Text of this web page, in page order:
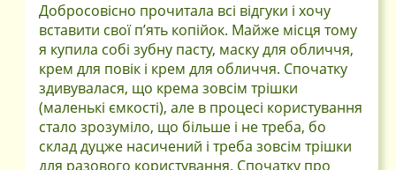
Добросовісно прочитала всі відгуки і хочу
вставити свої п’ять копійок. Майже місця тому
я купила собі зубну пасту, маску для обличчя,
крем для повік і крем для обличчя. Спочатку
здивувалася, що крема зовсім трішки
(маленькі ємкості), але в процесі користування
стало зрозуміло, що більше і не треба, бо
склад дуцже насичений і треба зовсім трішки
для разового користування. Спочатку про